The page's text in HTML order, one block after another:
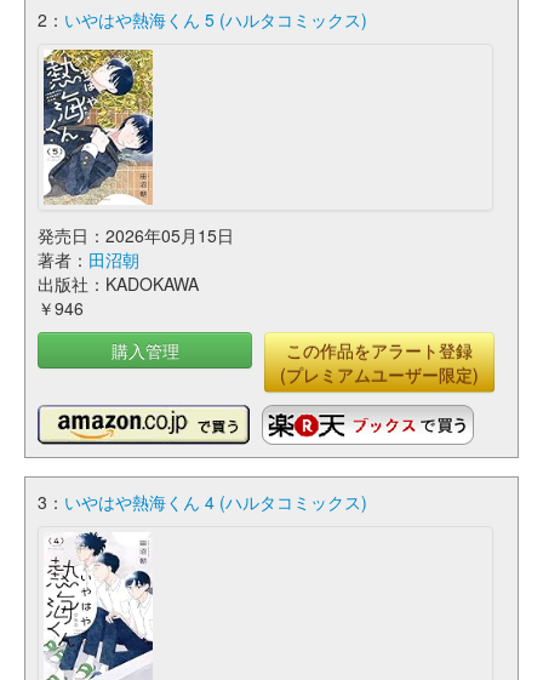
2： いやはや熱海くん 5 (ハルタコミックス)
発売日：2026年05月15日
著者： 田沼朝
出版社：KADOKAWA
￥946
購入管理
この作品をアラート登録
(プレミアムユーザー限定)
3： いやはや熱海くん 4 (ハルタコミックス)